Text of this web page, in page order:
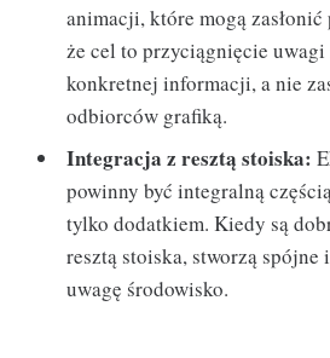
animacji, które mogą
że cel to przyciągnięcie
konkretnej informacji, a nie
odbiorców grafiką.
Integracja z resztą stoiska:
powinny być integralną
tylko dodatkiem. Kiedy są
resztą stoiska, stworzą spójne
uwagę środowisko.